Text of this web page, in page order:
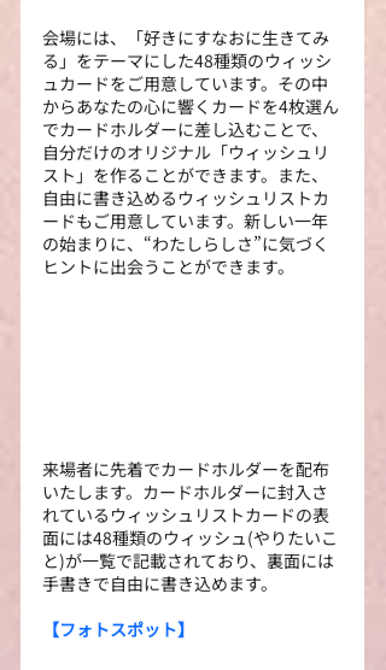
会場には、「好きにすなおに生きてみ
る」をテーマにした48種類のウィッシ
ュカードをご用意しています。その中
からあなたの心に響くカードを4枚選ん
でカードホルダーに差し込むことで、
自分だけのオリジナル「ウィッシュリ
スト」を作ることができます。また、
自由に書き込めるウィッシュリストカ
ードもご用意しています。新しい一年
の始まりに、“わたしらしさ”に気づく
ヒントに出会うことができます。
来場者に先着でカードホルダーを配布
いたします。カードホルダーに封入さ
れているウィッシュリストカードの表
面には48種類のウィッシュ(やりたいこ
と)が一覧で記載されており、裏面には
手書きで自由に書き込めます。
【フォトスポット】